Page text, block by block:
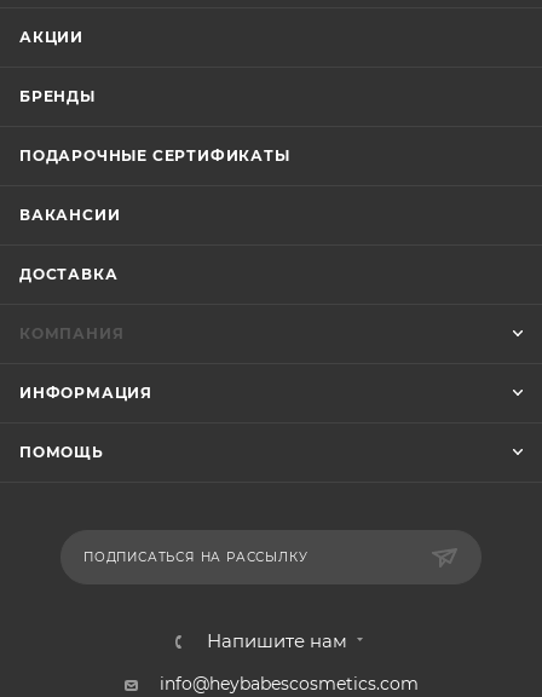
АКЦИИ
БРЕНДЫ
ПОДАРОЧНЫЕ СЕРТИФИКАТЫ
ВАКАНСИИ
ДОСТАВКА
КОМПАНИЯ
ИНФОРМАЦИЯ
ПОМОЩЬ
ПОДПИСАТЬСЯ НА РАССЫЛКУ
Напишите нам
info@heybabescosmetics.com